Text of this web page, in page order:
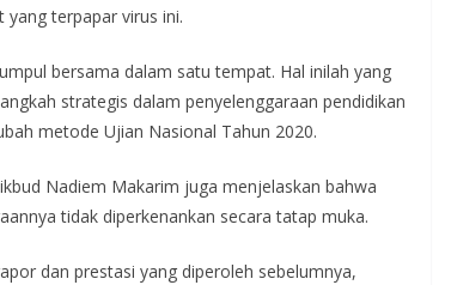
terpapar virus ini.
bersama dalam satu tempat. Hal inilah yang
strategis dalam penyelenggaraan pendidikan
metode Ujian Nasional Tahun 2020.
Nadiem Makarim juga menjelaskan bahwa
tidak diperkenankan secara tatap muka.
dan prestasi yang diperoleh sebelumnya,